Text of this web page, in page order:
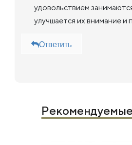
удовольствием
улучшается их внимание и
Ответить